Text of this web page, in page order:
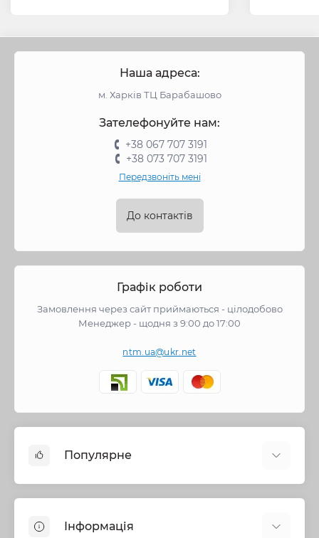
Наша адреса:
м. Харків ТЦ Барабашово
Зателефонуйте нам:
+38 067 707 3191
+38 073 707 3191
Передзвоніть мені
До контактів
Графік роботи
Замовлення через сайт приймаються - цілодобово
Менеджер - щодня з 9:00 до 17:00
ntm.ua@ukr.net
Популярне
Запірна арматура
Інформація